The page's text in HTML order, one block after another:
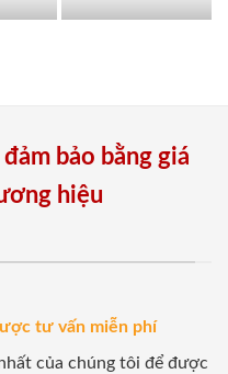
bảo bằng giá
hiệu
tư vấn miễn phí
của chúng tôi để được